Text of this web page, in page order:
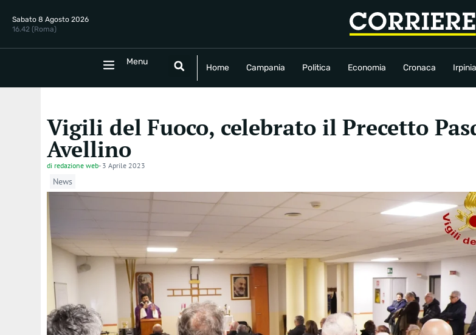
Sabato 8 Agosto 2026
16.42 (Roma)
Menu
Home Campania Politica Economia Cronaca Irpinia
Home Campania Politica Economia Cronaca Irpinia Sport
Vigili del Fuoco, celebrato il Precetto
Avellino
di redazione web- 3 Aprile 2023
News